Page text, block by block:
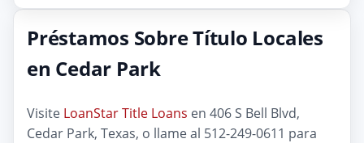
Préstamos Sobre Título Locales
en Cedar Park
Visite LoanStar Title Loans en 406 S Bell Blvd,
Cedar Park, Texas, o llame al 512-249-0611 para